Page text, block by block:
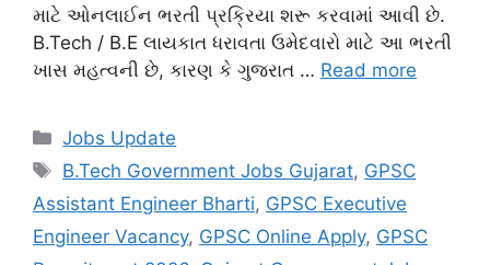
માટે ઓનલાઈન ભરતી પ્રક્રિયા શરૂ કરવામાં આવી છે.
B.Tech / B.E લાયકાત ધરાવતા ઉમેદવારો માટે આ ભરતી
ખાસ મહત્વની છે, કારણ કે ગુજરાત … Read more
Categories
Jobs Update
Tags
B.Tech Government Jobs Gujarat, GPSC
Assistant Engineer Bharti, GPSC Executive
Engineer Vacancy, GPSC Online Apply, GPSC